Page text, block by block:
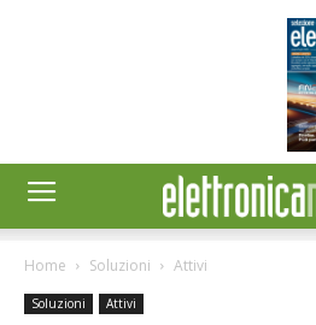
Home Soluzioni Attivi
Soluzioni Attivi